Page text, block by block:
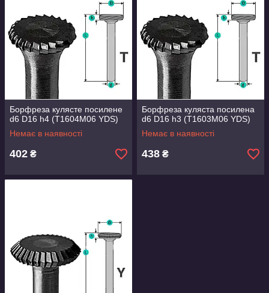
Борфреза кулясте посилене
d6 D16 h4 (Т1604M06 YDS)
Немає в наявності
402 ₴
Борфреза куляста посилена
d6 D16 h3 (Т1603M06 YDS)
Немає в наявності
438 ₴